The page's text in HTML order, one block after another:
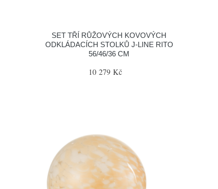
SET TŘÍ RŮŽOVÝCH KOVOVÝCH
ODKLÁDACÍCH STOLKŮ J-LINE RITO
56/46/36 CM
10 279 Kč